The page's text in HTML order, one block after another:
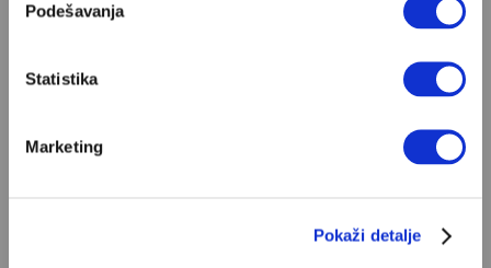
Podešavanja
Statistika
Marketing
Pokaži detalje